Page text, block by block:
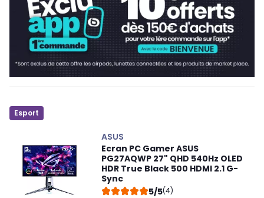
Esport
ASUS
Ecran PC Gamer ASUS
PG27AQWP 27" QHD 540Hz OLED
HDR True Black 500 HDMI 2.1 G-
Sync
5/5(4)